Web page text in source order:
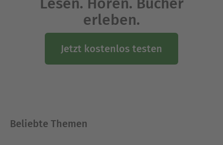
erleben.
Jetzt kostenlos testen
Beliebte Themen